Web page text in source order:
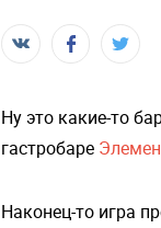
Ну это какие-то
гастробаре
Наконец-то игра